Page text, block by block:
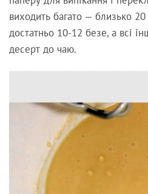
виходить багато — близько
достатньо 10-12 безе, а всі
десерт до чаю.